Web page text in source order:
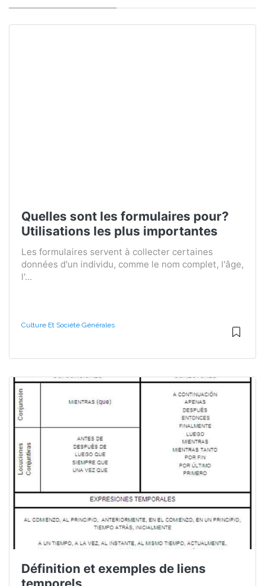
Quelles sont les formulaires pour?
Utilisations les plus importantes
Les formulaires servent à collecter certaines
données d'un individu, comme le nom complet, l'âge,
l'...
Culture Et Société Générales
Définition et exemples de liens